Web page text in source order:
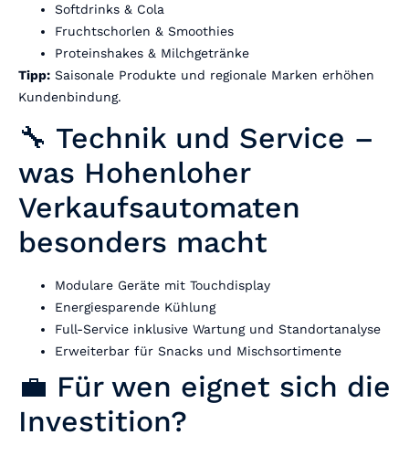
Softdrinks & Cola
Fruchtschorlen & Smoothies
Proteinshakes & Milchgetränke
Tipp: Saisonale Produkte und regionale Marken erhöhen
Kundenbindung.
🔧 Technik und Service –
was Hohenloher
Verkaufsautomaten
besonders macht
Modulare Geräte mit Touchdisplay
Energiesparende Kühlung
Full-Service inklusive Wartung und Standortanalyse
Erweiterbar für Snacks und Mischsortimente
💼 Für wen eignet sich die
Investition?